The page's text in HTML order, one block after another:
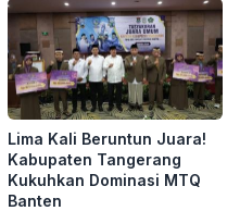
Lima Kali Beruntun Juara!
Kabupaten Tangerang
Kukuhkan Dominasi MTQ
Banten